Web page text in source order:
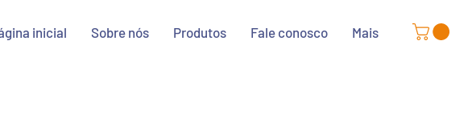
inicial Sobre nós Produtos Fale conosco Mais